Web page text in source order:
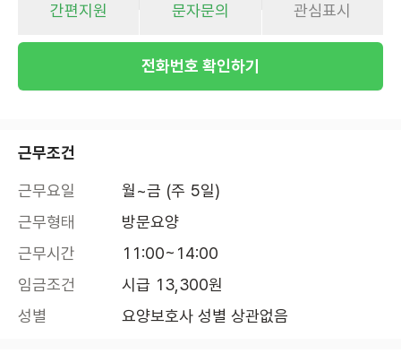
간편지원 문자문의 관심표시
전화번호 확인하기
근무조건
근무요일
월~금 (주 5일)
근무형태
방문요양
근무시간
11:00~14:00
임금조건
시급 13,300원
성별
요양보호사 성별 상관없음